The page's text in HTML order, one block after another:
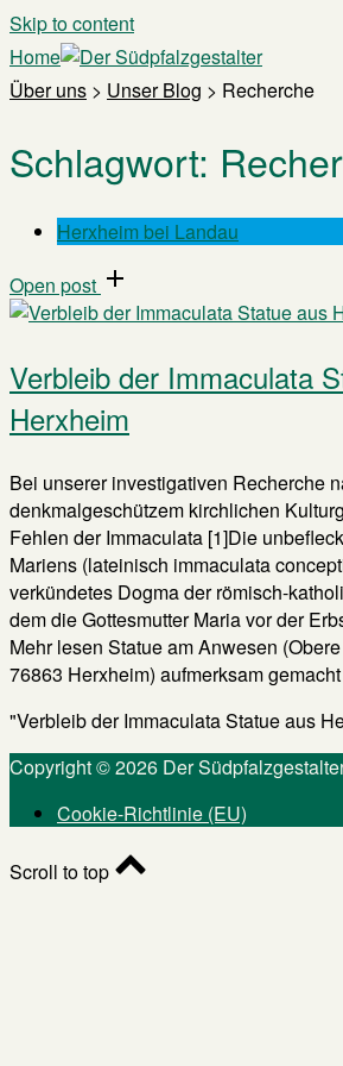
Skip to content
Home
Über uns > Unser Blog > Recherche
Schlagwort:
Herxheim bei Landau
Open post
Verbleib der Immaculata
Herxheim
Bei unserer investigativen Recherche
denkmalgeschützem kirchlichen
Fehlen der Immaculata [1]Die
Mariens (lateinisch immaculata
verkündetes Dogma der römisch-
dem die Gottesmutter Maria vor der
Mehr lesen Statue am Anwesen
76863 Herxheim) aufmerksam
"Verbleib der Immaculata Statue aus
Copyright © 2026 Der
Cookie-Richtlinie (EU)
Scroll to top